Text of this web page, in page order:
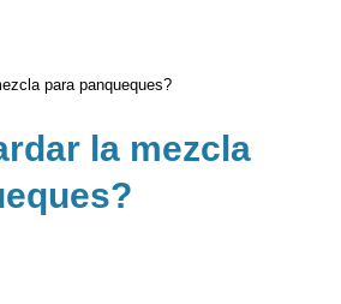
para panqueques?
la mezcla